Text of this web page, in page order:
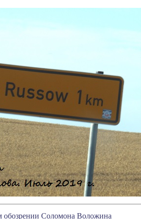
обозрении Соломона Воложина